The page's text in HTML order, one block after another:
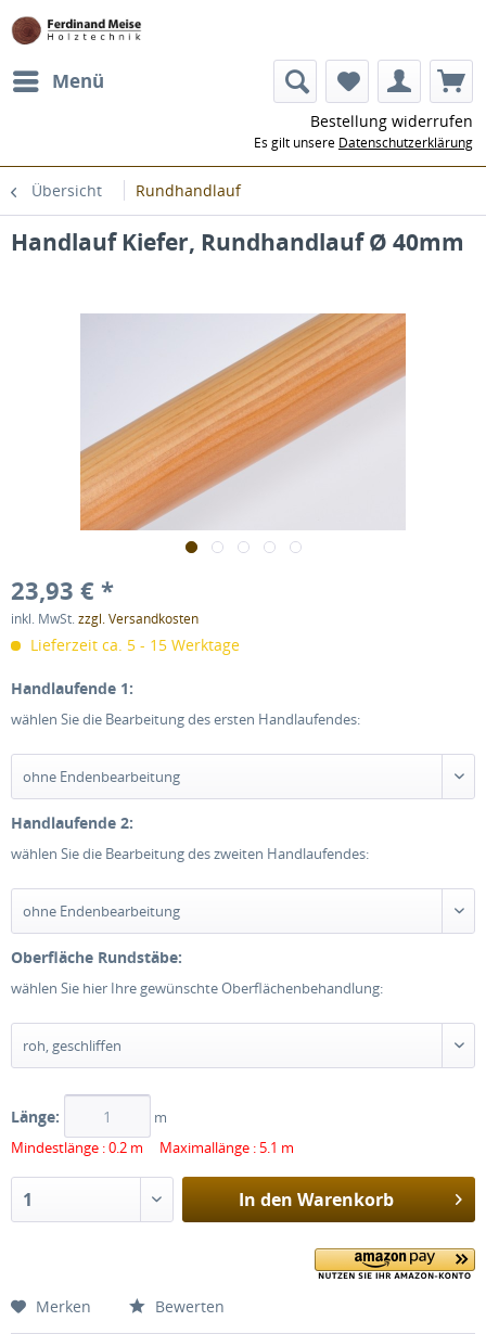
Menü
Bestellung widerrufen
Es gilt unsere Datenschutzerklärung
Übersicht Rundhandlauf
Handlauf Kiefer, Rundhandlauf Ø 40mm
23,93 € *
inkl. MwSt.zzgl. Versandkosten
Lieferzeit ca. 5 - 15 Werktage
Handlaufende 1:
wählen Sie die Bearbeitung des ersten Handlaufendes:
Handlaufende 2:
wählen Sie die Bearbeitung des zweiten Handlaufendes:
Oberfläche Rundstäbe:
wählen Sie hier Ihre gewünschte Oberflächenbehandlung:
Länge:
m
Mindestlänge : 0.2 m Maximallänge : 5.1 m
In den Warenkorb
Merken Bewerten